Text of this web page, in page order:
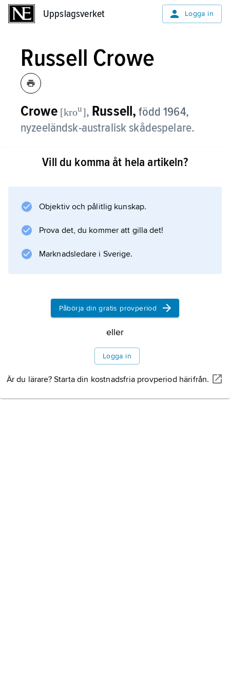
Uppslagsverket Logga in
Russell Crowe
Crowe [krou], Russell, född 1964,
nyzeeländsk-australisk skådespelare.
populära australiska TV-serien ”Grannar”
skinnskalle i ”Romper Stomper” (1992). Han
1997 i ”L.A. konfidentiellt”. År 1999 lovordades
han för sin insats i ”Insider”
Information om artikeln
Vill du komma åt hela artikeln?
Objektiv och pålitlig kunskap.
Prova det, du kommer att gilla det!
Marknadsledare i Sverige.
Påbörja din gratis provperiod
eller
Logga in
Är du lärare? Starta din kostnadsfria provperiod härifrån.